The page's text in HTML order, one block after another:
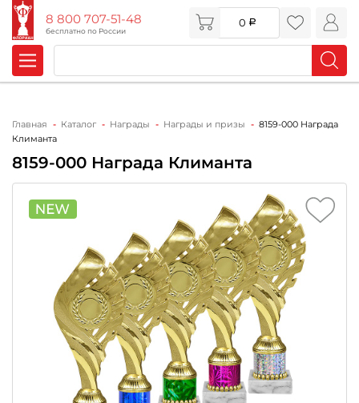
8 800 707-51-48
бесплатно по России
0
Главная Каталог Награды Награды и призы
8159-000 Награда
Климанта
8159-000 Награда Климанта